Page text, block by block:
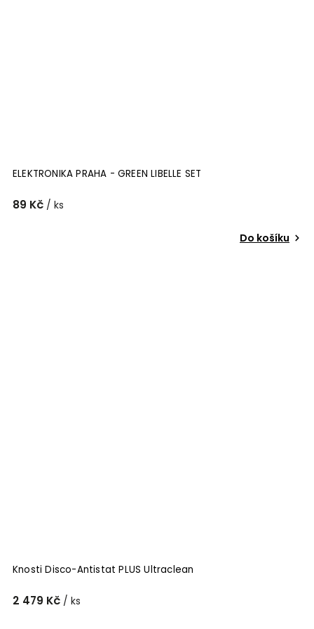
ELEKTRONIKA PRAHA - GREEN LIBELLE SET
89 Kč / ks
Do košíku
Knosti Disco-Antistat PLUS Ultraclean
2 479 Kč / ks